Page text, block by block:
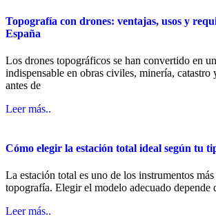
Topografía con drones: ventajas, usos y
España
Los drones topográficos se han convertido en
indispensable en obras civiles, minería, catastro
antes de
Leer más..
Cómo elegir la estación total ideal según tu
La estación total es uno de los instrumentos
topografía. Elegir el modelo adecuado depende
Leer más..